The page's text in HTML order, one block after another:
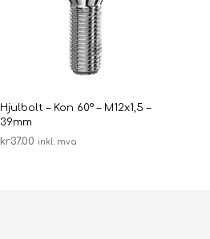
Hjulbolt – Kon 60° – M12x1,5 –
39mm
kr37.00 inkl. mva